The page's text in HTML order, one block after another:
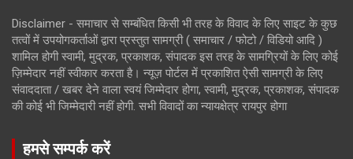
Disclaimer - समाचार से सम्बंधित किसी भी तरह के विवाद के लिए साइट के कुछ
तत्वों में उपयोगकर्ताओं द्वारा प्रस्तुत सामग्री ( समाचार / फोटो / विडियो आदि )
शामिल होगी स्वामी, मुद्रक, प्रकाशक, संपादक इस तरह के सामग्रियों के लिए कोई
ज़िम्मेदार नहीं स्वीकार करता है। न्यूज़ पोर्टल में प्रकाशित ऐसी सामग्री के लिए
संवाददाता / खबर देने वाला स्वयं जिम्मेदार होगा, स्वामी, मुद्रक, प्रकाशक, संपादक
की कोई भी जिम्मेदारी नहीं होगी. सभी विवादों का न्यायक्षेत्र रायपुर होगा
हमसे सम्पर्क करें